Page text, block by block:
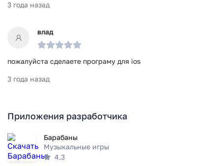
3 года назад
влад
пожалуйста сделаете програму для ios
3 года назад
Приложения разработчика
Барабаны
Музыкальные игры
4.3